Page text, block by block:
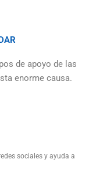
de apoyo de las
enorme causa.
sociales y ayuda a